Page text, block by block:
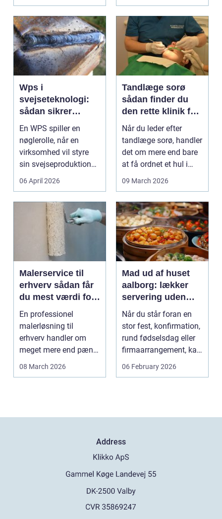
Wps i
svejseteknologi:
sådan sikrer
virksomheder
kvalitet og
sporbarhed
En WPS spiller en
nøglerolle, når en
virksomhed vil styre
sin svejseproduktion
sikkert, ensartet og ...
06 April 2026
Tandlæge sorø
sådan finder du
den rette klinik for
dig
Når du leder efter
tandlæge sorø, handler
det om mere end bare
at få ordnet et hul i
tanden. For man...
09 March 2026
Malerservice til
erhverv sådan får
du mest værdi for
pengene
En professionel
malerløsning til
erhverv handler om
meget mere end pæne
vægge. Malerarbejde
08 March 2026
Mad ud af huset
aalborg: lækker
servering uden
stress
Når du står foran en
stor fest, konfirmation,
rund fødselsdag eller
firmaarrangement, kan
planlægnin...
06 February 2026
Address